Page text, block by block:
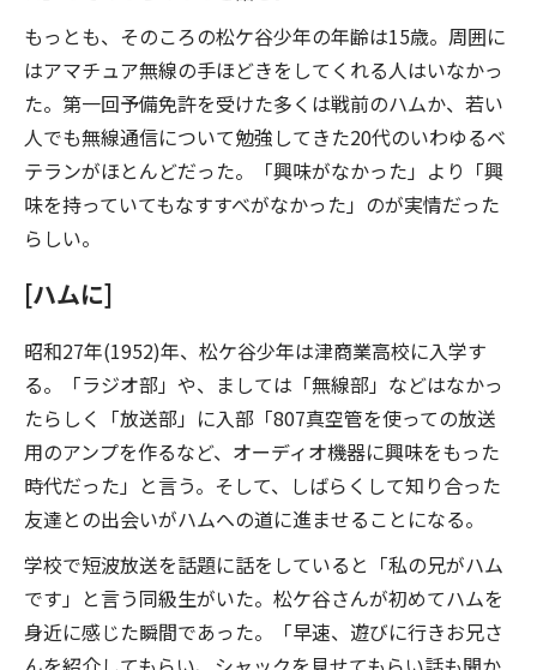
もっとも、そのころの松ケ谷少年の年齢は15歳。周囲に
はアマチュア無線の手ほどきをしてくれる人はいなかっ
た。第一回予備免許を受けた多くは戦前のハムか、若い
人でも無線通信について勉強してきた20代のいわゆるベ
テランがほとんどだった。「興味がなかった」より「興
味を持っていてもなすすべがなかった」のが実情だった
らしい。
[ハムに]
昭和27年(1952)年、松ケ谷少年は津商業高校に入学す
る。「ラジオ部」や、ましては「無線部」などはなかっ
たらしく「放送部」に入部「807真空管を使っての放送
用のアンプを作るなど、オーディオ機器に興味をもった
時代だった」と言う。そして、しばらくして知り合った
友達との出会いがハムへの道に進ませることになる。
学校で短波放送を話題に話をしていると「私の兄がハム
です」と言う同級生がいた。松ケ谷さんが初めてハムを
身近に感じた瞬間であった。「早速、遊びに行きお兄さ